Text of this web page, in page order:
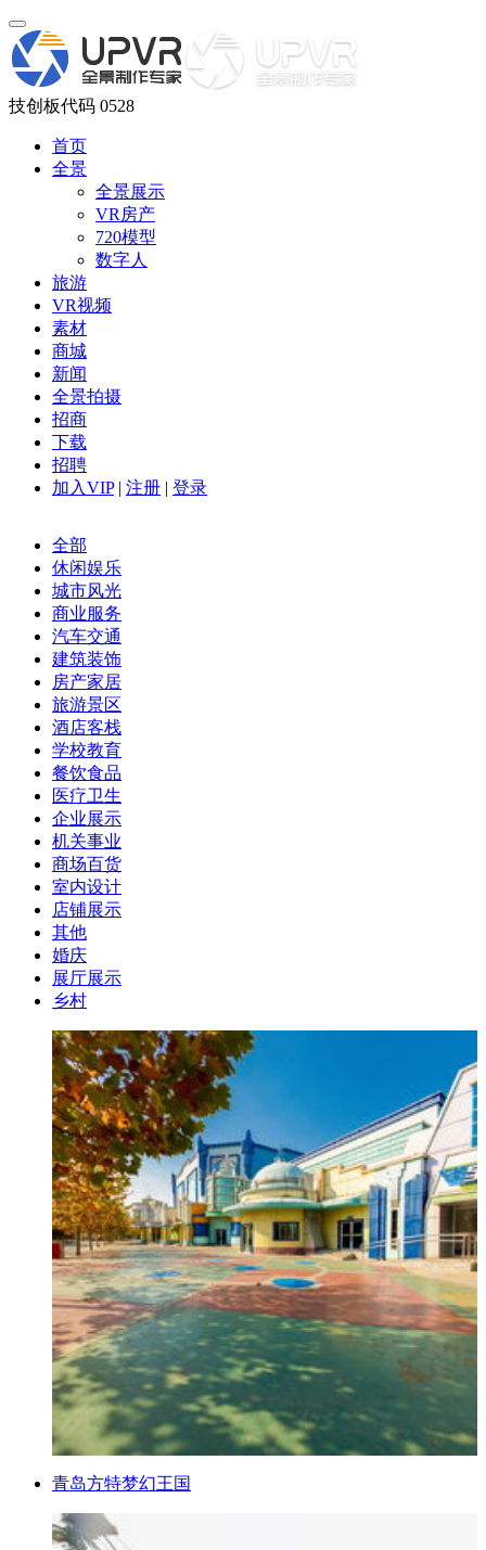
技创板代码 0528
首页
全景
全景展示
VR房产
720模型
数字人
旅游
VR视频
素材
商城
新闻
全景拍摄
招商
下载
招聘
加入VIP | 注册 | 登录
全部
休闲娱乐
城市风光
商业服务
汽车交通
建筑装饰
房产家居
旅游景区
酒店客栈
学校教育
餐饮食品
医疗卫生
企业展示
机关事业
商场百货
室内设计
店铺展示
其他
婚庆
展厅展示
乡村
青岛方特梦幻王国